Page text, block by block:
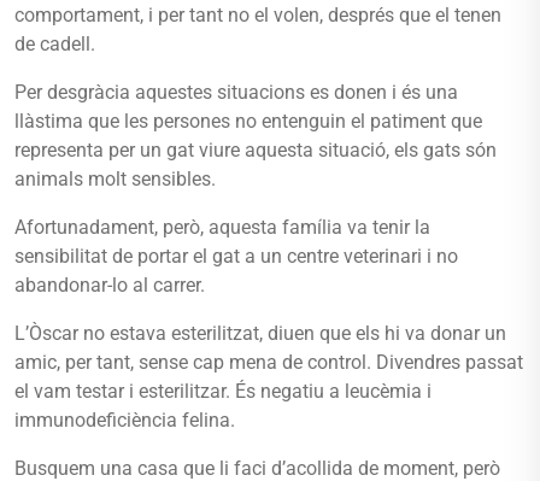
comportament, i per tant no el volen, després que el tenen
de cadell.
Per desgràcia aquestes situacions es donen i és una
llàstima que les persones no entenguin el patiment que
representa per un gat viure aquesta situació, els gats són
animals molt sensibles.
Afortunadament, però, aquesta família va tenir la
sensibilitat de portar el gat a un centre veterinari i no
abandonar-lo al carrer.
L’Òscar no estava esterilitzat, diuen que els hi va donar un
amic, per tant, sense cap mena de control. Divendres passat
el vam testar i esterilitzar. És negatiu a leucèmia i
immunodeficiència felina.
Busquem una casa que li faci d’acollida de moment, però